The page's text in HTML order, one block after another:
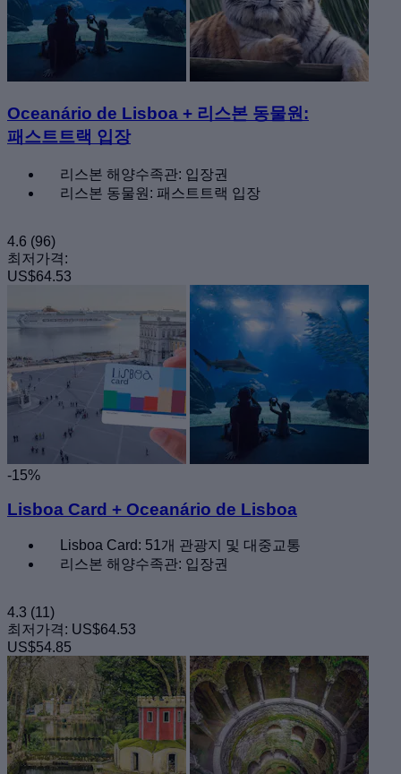
Oceanário de Lisboa + 리스본 동물원:
패스트트랙 입장
리스본 해양수족관: 입장권
리스본 동물원: 패스트트랙 입장
4.6 (96)
최저가격:
US$64.53
-15%
Lisboa Card + Oceanário de Lisboa
Lisboa Card: 51개 관광지 및 대중교통
리스본 해양수족관: 입장권
4.3 (11)
최저가격: US$64.53
US$54.85